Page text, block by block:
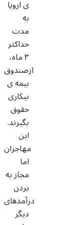
ی اروپا
به
مدت
حداکثر
۳ ماه،
ازصندوق
بیمه ی
بیکاری
حقوق
بگیرند.
این
مهاجران
اما
مجاز به
بردن
درآمدهای
دیگر